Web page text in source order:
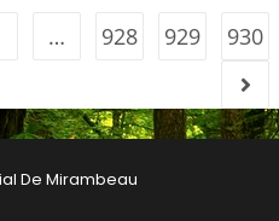
… 928 929 930
De Mirambeau